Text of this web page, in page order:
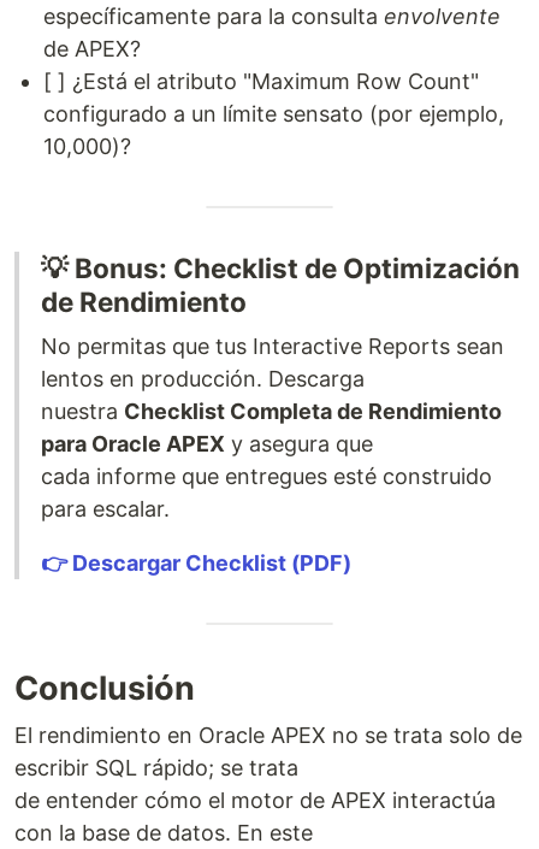
específicamente para la consulta envolvente
de APEX?
[ ] ¿Está el atributo "Maximum Row Count"
configurado a un límite sensato (por ejemplo,
10,000)?
💡 Bonus: Checklist de Optimización
de Rendimiento
No permitas que tus Interactive Reports sean
lentos en producción. Descarga
nuestra Checklist Completa de Rendimiento
para Oracle APEX y asegura que
cada informe que entregues esté construido
para escalar.
👉 Descargar Checklist (PDF)
Conclusión
El rendimiento en Oracle APEX no se trata solo de
escribir SQL rápido; se trata
de entender cómo el motor de APEX interactúa
con la base de datos. En este